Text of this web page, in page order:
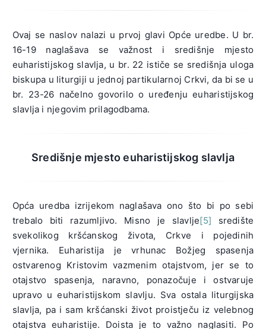
Ovaj se naslov nalazi u prvoj glavi Opće uredbe. U br.
16-19 naglašava se važnost i središnje mjesto
euharistijskog slavlja, u br. 22 ističe se središnja uloga
biskupa u liturgiji u jednoj partikularnoj Crkvi, da bi se u
br. 23-26 načelno govorilo o uređenju euharistijskog
slavlja i njegovim prilagodbama.
Središnje mjesto euharistijskog slavlja
Opća uredba izrijekom naglašava ono što bi po sebi
trebalo biti razumljivo. Misno je slavlje[5] središte
svekolikog kršćanskog života, Crkve i pojedinih
vjernika. Euharistija je vrhunac Božjeg spasenja
ostvarenog Kristovim vazmenim otajstvom, jer se to
otajstvo spasenja, naravno, ponazočuje i ostvaruje
upravo u euharistijskom slavlju. Sva ostala liturgijska
slavlja, pa i sam kršćanski život proistječu iz velebnog
otajstva euharistije. Doista je to važno naglasiti. Po